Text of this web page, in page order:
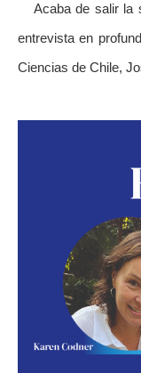
Acaba de salir la
entrevista en
Ciencias de Chile,